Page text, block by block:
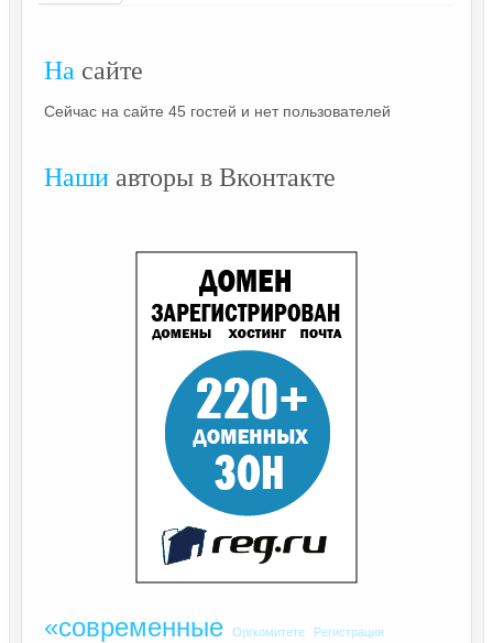
На сайте
Сейчас на сайте 45 гостей и нет пользователей
Наши авторы в Вконтакте
«современные Оргкомитете
Регистрация